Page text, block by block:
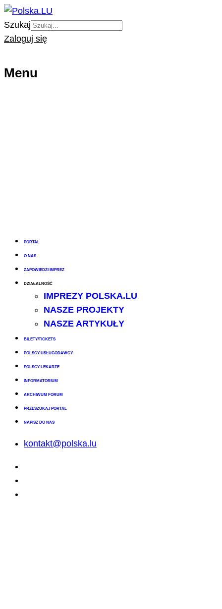
Szukaj
Zaloguj się
Menu
PORTAL
O NAS
ZAPOWIEDZI IMPREZ
DZIAŁALNOŚĆ
IMPREZY POLSKA.LU
NASZE PROJEKTY
NASZE ARTYKUŁY
BILETY/TICKETS
POLSCY USŁUGODAWCY
POLSCY LEKARZE
INFORMATORIUM
ARCHIWUM FORUM
PRZESZUKAJ PORTAL
NAPISZ DO NAS
kontakt@polska.lu